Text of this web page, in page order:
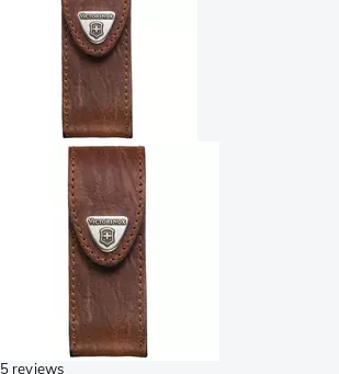
5 reviews